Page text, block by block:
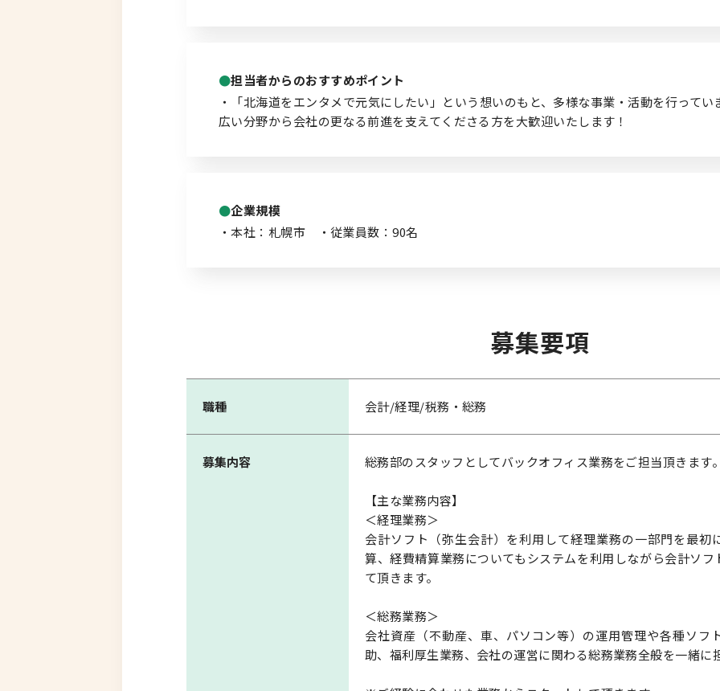
担当者からのおすすめポイント
・「北海道をエンタメで元気にしたい」という想いのもと、多様な事業・活動を行って
広い分野から会社の更なる前進を支えてくださる方を大歓迎いたします！
企業規模
・本社：札幌市 ・従業員数：90名
募集要項
職種 会計/経理/税務・総務
募集内容 総務部のスタッフとしてバックオフィス業務をご担当頂きます。
【主な業務内容】
＜経理業務＞
会計ソフト（弥生会計）を利用して経理業務の一部門を最初
算、経費精算業務についてもシステムを利用しながら会計ソ
て頂きます。
＜総務業務＞
会社資産（不動産、車、パソコン等）の運用管理や各種ソフ
助、福利厚生業務、会社の運営に関わる総務業務全般を一緒に